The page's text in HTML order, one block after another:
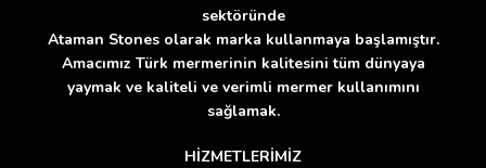
sektöründe
Ataman Stones olarak marka kullanmaya başlamıştır.
Amacımız Türk mermerinin kalitesini tüm dünyaya
yaymak ve kaliteli ve verimli mermer kullanımını
sağlamak.
HİZMETLERİMİZ